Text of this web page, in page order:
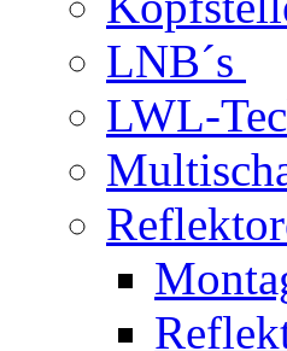
LNB´s
LWL-